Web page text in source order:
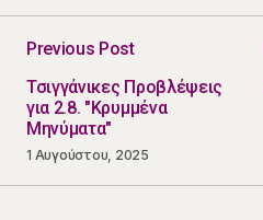
Previous Post
Τσιγγάνικες Προβλέψεις
για 2.8. "Κρυμμένα
Μηνύματα"
1 Αυγούστου, 2025